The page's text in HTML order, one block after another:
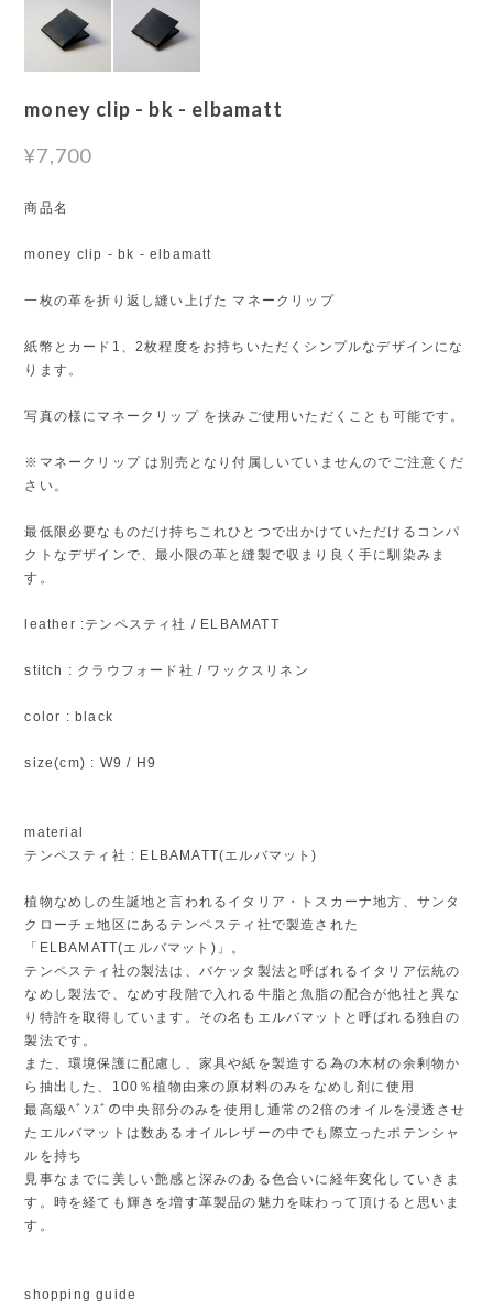
money clip - bk - elbamatt
¥7,700
商品名
money clip - bk - elbamatt
一枚の革を折り返し縫い上げた マネークリップ
紙幣とカード1、2枚程度をお持ちいただくシンプルなデザインにな
ります。
写真の様にマネークリップ を挟みご使用いただくことも可能です。
※マネークリップ は別売となり付属しいていませんのでご注意くだ
さい。
最低限必要なものだけ持ちこれひとつで出かけていただけるコンパ
クトなデザインで、最小限の革と縫製で収まり良く手に馴染みま
す。
leather :テンペスティ社 / ELBAMATT
stitch : クラウフォード社 / ワックスリネン
color : black
size(cm) : W9 / H9
material
テンペスティ社 : ELBAMATT(エルバマット)
植物なめしの生誕地と言われるイタリア・トスカーナ地方、サンタ
クローチェ地区にあるテンペスティ社で製造された
「ELBAMATT(エルバマット)」。
テンペスティ社の製法は、バケッタ製法と呼ばれるイタリア伝統の
なめし製法で、なめす段階で入れる牛脂と魚脂の配合が他社と異な
り特許を取得しています。その名もエルバマットと呼ばれる独自の
製法です。
また、環境保護に配慮し、家具や紙を製造する為の木材の余剰物か
ら抽出した、100％植物由来の原材料のみをなめし剤に使用
最高級ﾍﾞﾝｽﾞの中央部分のみを使用し通常の2倍のオイルを浸透させ
たエルバマットは数あるオイルレザーの中でも際立ったポテンシャ
ルを持ち
見事なまでに美しい艶感と深みのある色合いに経年変化していきま
す。時を経ても輝きを増す革製品の魅力を味わって頂けると思いま
す。
shopping guide